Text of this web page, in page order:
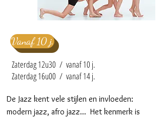
Vanaf 10 j.
Zaterdag 12u30 / vanaf 10 j.
Zaterdag 16u00 / vanaf 14 j.
De Jazz kent vele stijlen en invloeden:
modern jazz, afro jazz... Het kenmerk is